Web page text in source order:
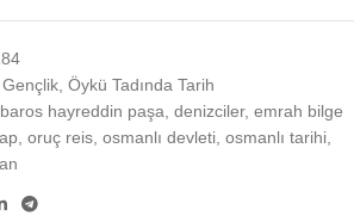
, Öykü Tadında Tarih
hayreddin paşa, denizciler, emrah bilge
, oruç reis, osmanlı devleti, osmanlı tarihi,